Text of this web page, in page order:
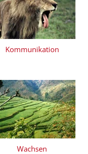
Kommunikation
Wachsen